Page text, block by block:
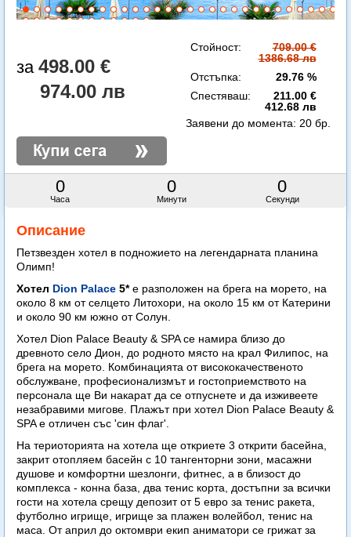
498.00 €
974.00 лв
Стойност:
709.00 €
1386.68 лв
Отстъпка:
29.76 %
Спестяваш:
211.00 €
412.68 лв
0
Часа
0
Минути
0
Секунди
Заявени до момента: 20 бр.
Описание
Петзвезден хотел в подножието на легендарната планина
Олимп!
Хотел Dion Palace 5*е разположен на брега на морето, на
около 8 км от селцето Литохори, на около 15 км от Катерини
и около 90 км южно от Солун.
Хотел Dion Palace Beauty & SPA се намира близо до
древното село Дион, до родното място на крал Филипос, на
брега на морето. Комбинацията от висококачественото
обслужване, професионализмът и гостоприемството на
персонала ще Ви накарат да се отпуснете и да изживеете
незабравими мигове. Плажът при хотел Dion Palace Beauty &
SPA е отличен със 'син флаг'.
На териоторията на хотела ще откриете 3 открити басейна,
закрит отопляем басейн с 10 тангенторни зони, масажни
душове и комфортни шезлонги, фитнес, a в близост до
комплекса - конна база, два тенис корта, достъпни за всички
гости на хотела срещу депозит от 5 евро за тенис ракета,
футболно игрище, игрище за плажен волейбол, тенис на
маса. От април до октомври екип аниматори се грижат за